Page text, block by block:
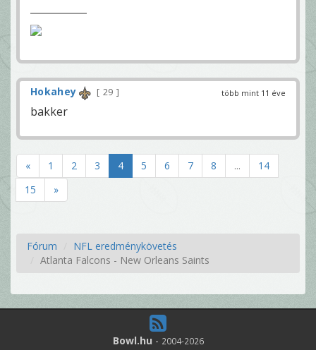
több mint 11 éve
Hokahey 29
bakker
« 1 2 3 4 5 6 7 8 ...
14
15
»
Fórum
NFL eredménykövetés
Atlanta Falcons - New Orleans Saints
Bowl.hu - 2004-2026